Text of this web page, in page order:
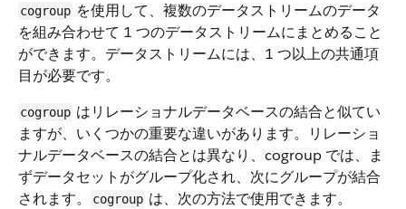
cogroup を使用して、複数のデータストリームのデータ
を組み合わせて 1 つのデータストリームにまとめること
ができます。データストリームには、1 つ以上の共通項
目が必要です。
cogroup はリレーショナルデータベースの結合と似てい
ますが、いくつかの重要な違いがあります。リレーショ
ナルデータベースの結合とは異なり、cogroup では、ま
ずデータセットがグループ化され、次にグループが結合
されます。
cogroup は、次の方法で使用できます。